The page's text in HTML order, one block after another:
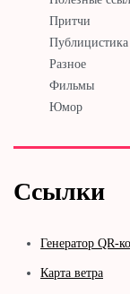
Притчи
Публицистика
Разное
Фильмы
Юмор
Ссылки
Генератор QR-
Карта ветра